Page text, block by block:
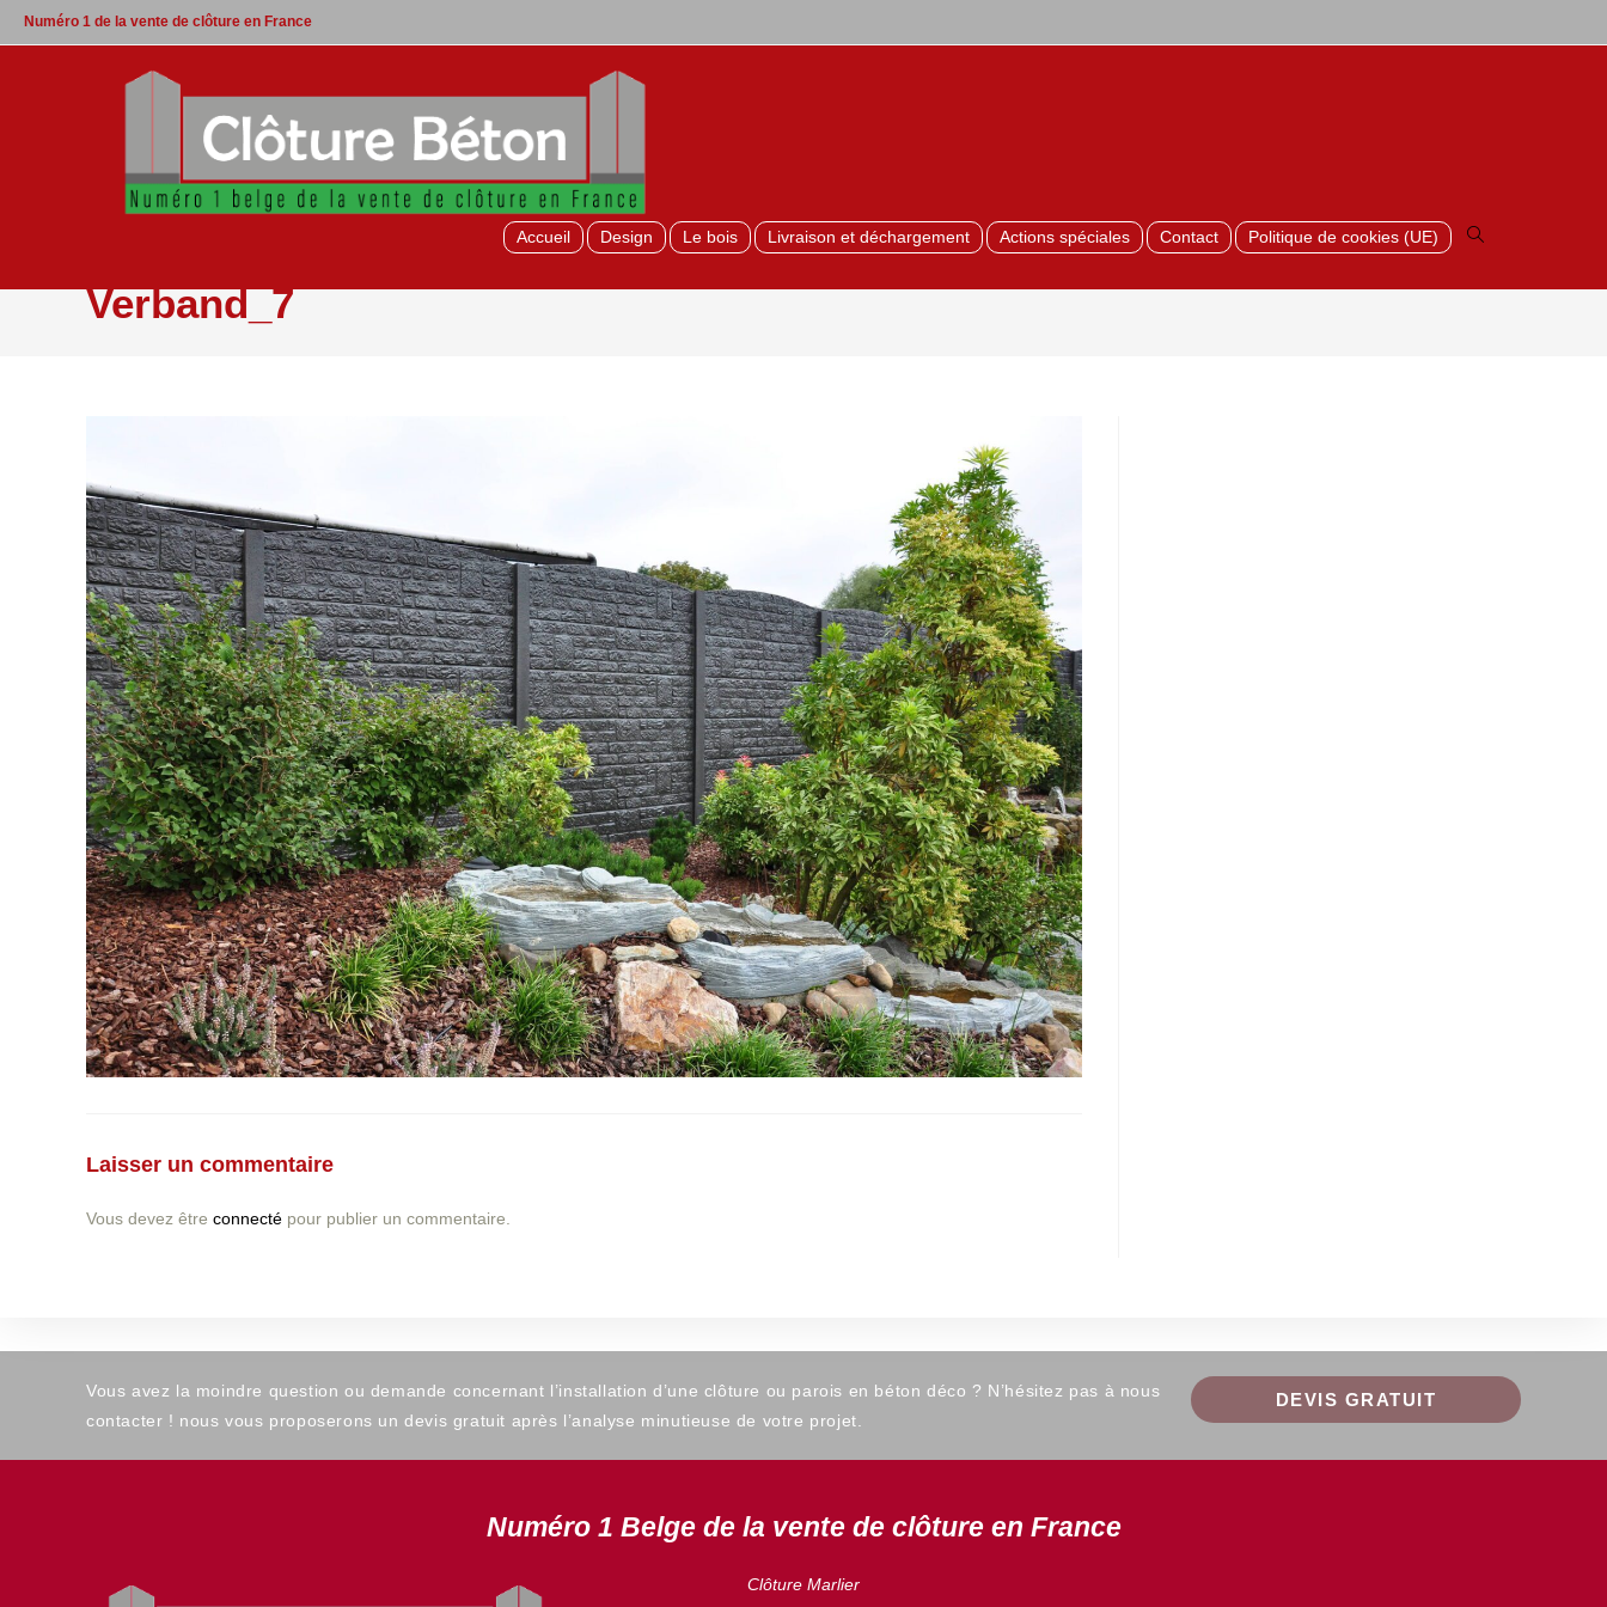
Skip
to
Numéro 1 de la vente de clôture en France
Accueil Design Le bois Livraison et déchargement Actions spéciales Contact Politique de cookies (UE)
Toggle
website
search
Verband_7
> Romeins Verband_7
Laisser un commentaire
Vous devez être connecté pour publier un commentaire.
Vous avez la moindre question ou demande concernant l’installation d’une clôture ou parois en béton déco ? N’hésitez pas à nous
contacter ! nous vous proposerons un devis gratuit après l’analyse minutieuse de votre projet.
DEVIS GRATUIT
Numéro 1 Belge de la vente de clôture en France
Clôture Marlier